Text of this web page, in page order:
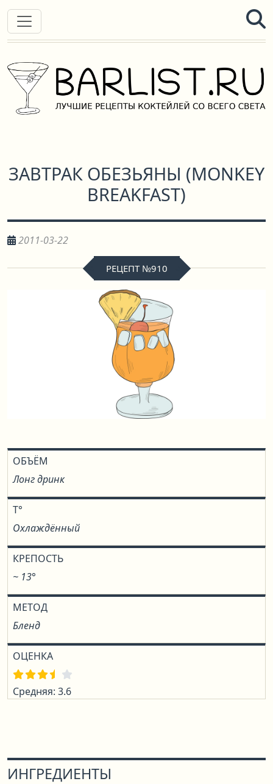
ЗАВТРАК ОБЕЗЬЯНЫ (MONKEY
BREAKFAST)
2011-03-22
РЕЦЕПТ №910
ОБЪЁМ
Лонг дринк
T°
Охлаждённый
КРЕПОСТЬ
~ 13°
МЕТОД
Бленд
ОЦЕНКА
Средняя: 3.6
ИНГРЕДИЕНТЫ